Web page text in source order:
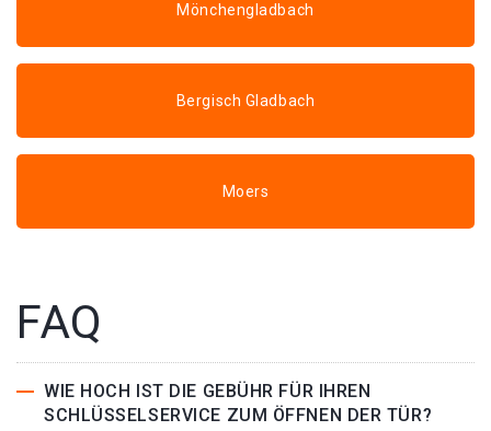
Mönchengladbach
Bergisch Gladbach
Moers
FAQ
WIE HOCH IST DIE GEBÜHR FÜR IHREN
SCHLÜSSELSERVICE ZUM ÖFFNEN DER TÜR?